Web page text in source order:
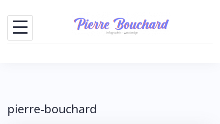
content
pierre-bouchard